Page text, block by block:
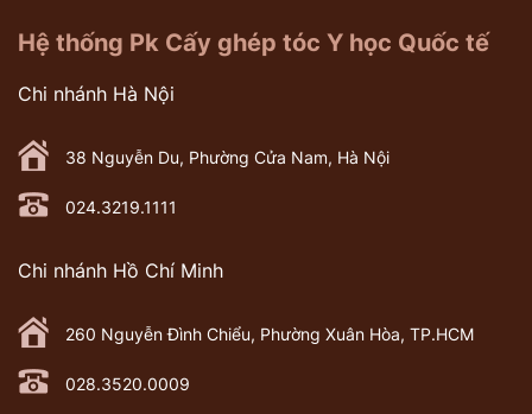
Hệ thống Pk Cấy ghép tóc Y học Quốc tế
Chi nhánh Hà Nội
38 Nguyễn Du, Phường Cửa Nam, Hà Nội
024.3219.1111
Chi nhánh Hồ Chí Minh
260 Nguyễn Đình Chiểu, Phường Xuân Hòa, TP.HCM
028.3520.0009